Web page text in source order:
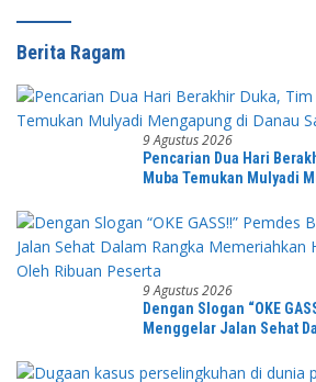
Berita Ragam
9 Agustus 2026
Pencarian Dua Hari
Muba Temukan Mulyadi
9 Agustus 2026
Dengan Slogan “OKE
Menggelar Jalan Sehat
Peserta